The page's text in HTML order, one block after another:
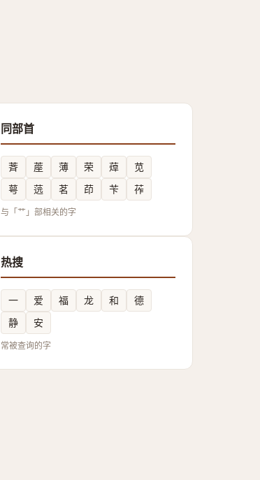
同部首
萕 蓙 薄 荣 蔊
苋
萼
䓕 茗 茚 苄 莋
与「艹」部相关的字
热搜
一 爱 福 龙 和
德
静
安
常被查询的字